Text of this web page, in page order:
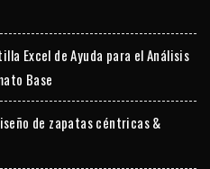
Excel de Ayuda para el Análisis
Base
de zapatas céntricas &